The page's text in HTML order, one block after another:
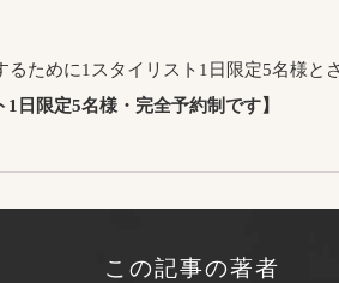
ために1スタイリスト1日限定5名様と
日限定5名様・完全予約制です】
この記事の著者